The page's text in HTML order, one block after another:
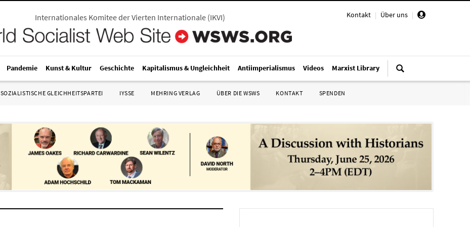
Kontakt | Über uns |
Internationales Komitee der Vierten Internationale (IKVI)
Pandemie Kunst & Kultur Geschichte Kapitalismus & Ungleichheit Antiimperialismus Videos Marxist Library
SOZIALISTISCHE GLEICHHEITSPARTEI IYSSE MEHRING VERLAG ÜBER DIE WSWS KONTAKT SPENDEN